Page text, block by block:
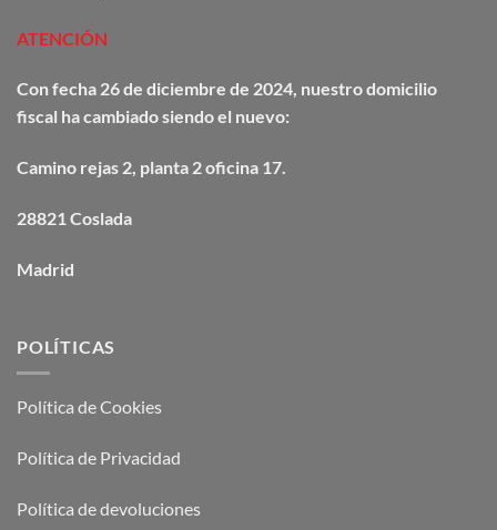
ATENCIÓN
Con fecha 26 de diciembre de 2024, nuestro domicilio
fiscal ha cambiado siendo el nuevo:
Camino rejas 2, planta 2 oficina 17.
28821 Coslada
Madrid
POLÍTICAS
Política de Cookies
Política de Privacidad
Política de devoluciones